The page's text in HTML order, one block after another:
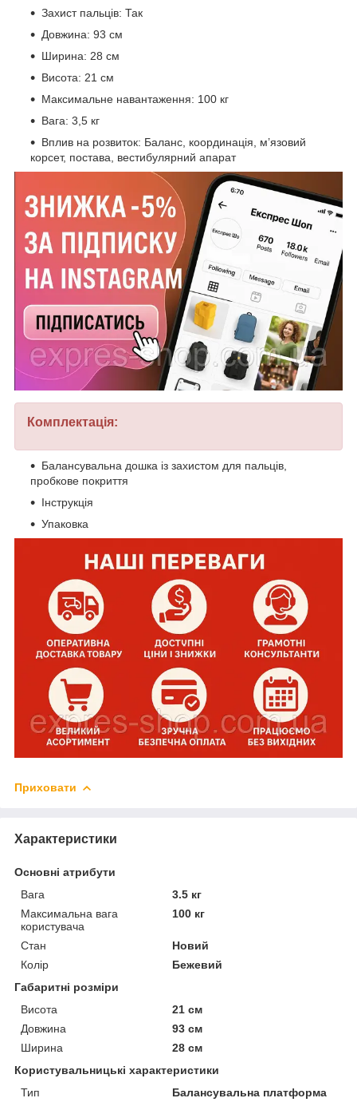
Захист пальців: Так
Довжина: 93 см
Ширина: 28 см
Висота: 21 см
Максимальне навантаження: 100 кг
Вага: 3,5 кг
Вплив на розвиток: Баланс, координація, м’язовий
корсет, постава, вестибулярний апарат
Комплектація:
Балансувальна дошка із захистом для пальців,
пробкове покриття
Інструкція
Упаковка
Приховати
Характеристики
Основні атрибути
Вага
3.5 кг
Максимальна вага
користувача
100 кг
Стан
Новий
Колір
Бежевий
Габаритні розміри
Висота
21 см
Довжина
93 см
Ширина
28 см
Користувальницькі характеристики
Тип
Балансувальна платформа